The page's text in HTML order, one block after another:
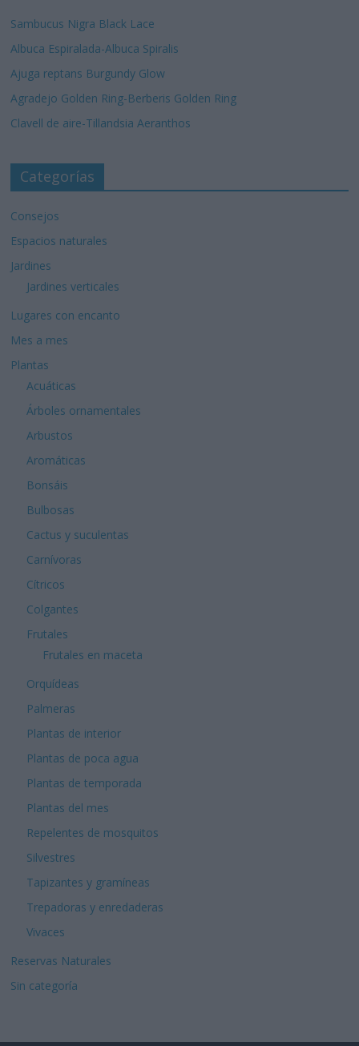
Sambucus Nigra Black Lace
Albuca Espiralada-Albuca Spiralis
Ajuga reptans Burgundy Glow
Agradejo Golden Ring-Berberis Golden Ring
Clavell de aire-Tillandsia Aeranthos
Categorías
Consejos
Espacios naturales
Jardines
Jardines verticales
Lugares con encanto
Mes a mes
Plantas
Acuáticas
Árboles ornamentales
Arbustos
Aromáticas
Bonsáis
Bulbosas
Cactus y suculentas
Carnívoras
Cítricos
Colgantes
Frutales
Frutales en maceta
Orquídeas
Palmeras
Plantas de interior
Plantas de poca agua
Plantas de temporada
Plantas del mes
Repelentes de mosquitos
Silvestres
Tapizantes y gramíneas
Trepadoras y enredaderas
Vivaces
Reservas Naturales
Sin categoría